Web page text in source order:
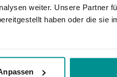
weiter. Unsere Partner
haben oder die sie